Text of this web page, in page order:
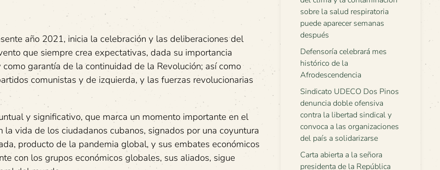
año 2021, inicia la celebración y las deliberaciones del
que siempre crea expectativas, dada su importancia
garantía de la continuidad de la Revolución; así como
comunistas y de izquierda, y las fuerzas revolucionarias
y significativo, que marca un momento importante en el
vida de los ciudadanos cubanos, signados por una coyuntura
producto de la pandemia global, y sus embates económicos
con los grupos económicos globales, sus aliados, sigue
sobre la salud respiratoria
puede aparecer semanas
después
Defensoría celebrará mes
histórico de la
Afrodescendencia
Sindicato UDECO Dos Pinos
denuncia doble ofensiva
contra la libertad sindical y
convoca a las organizaciones
del país a solidarizarse
Carta abierta a la señora
presidenta de la República